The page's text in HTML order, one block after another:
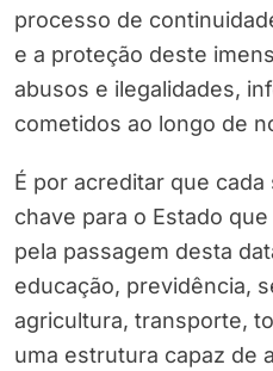
processo de
e a proteção deste
abusos e ilegalidades,
cometidos ao longo de
É por acreditar que
chave para o Estado
pela passagem desta
educação, previdência,
agricultura, transporte,
uma estrutura capaz de